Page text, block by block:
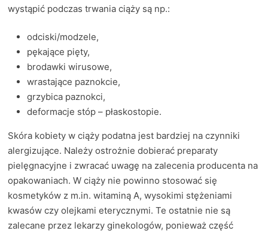
wystąpić podczas trwania ciąży są np.:
odciski/modzele,
pękające pięty,
brodawki wirusowe,
wrastające paznokcie,
grzybica paznokci,
deformacje stóp – płaskostopie.
Skóra kobiety w ciąży podatna jest bardziej na czynniki
alergizujące. Należy ostrożnie dobierać preparaty
pielęgnacyjne i zwracać uwagę na zalecenia producenta na
opakowaniach. W ciąży nie powinno stosować się
kosmetyków z m.in. witaminą A, wysokimi stężeniami
kwasów czy olejkami eterycznymi. Te ostatnie nie są
zalecane przez lekarzy ginekologów, ponieważ część